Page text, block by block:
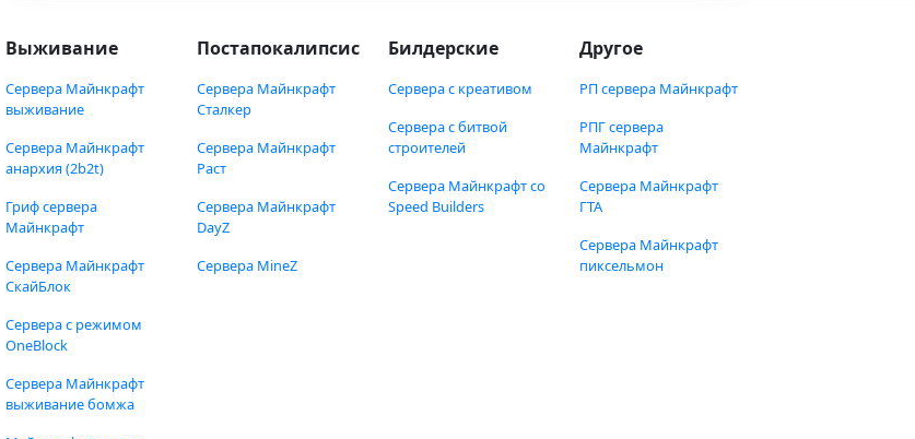
Выживание
Сервера Майнкрафт
выживание
Сервера Майнкрафт
анархия (2b2t)
Гриф сервера
Майнкрафт
Сервера Майнкрафт
СкайБлок
Сервера с режимом
OneBlock
Сервера Майнкрафт
выживание бомжа
Постапокалипсис
Сервера Майнкрафт
Сталкер
Сервера Майнкрафт
Раст
Сервера Майнкрафт
DayZ
Сервера MineZ
Билдерские
Сервера с креативом
Сервера с битвой
строителей
Сервера Майнкрафт со
Speed Builders
Другое
РП сервера Майнкрафт
РПГ сервера
Майнкрафт
Сервера Майнкрафт
ГТА
Сервера Майнкрафт
пиксельмон